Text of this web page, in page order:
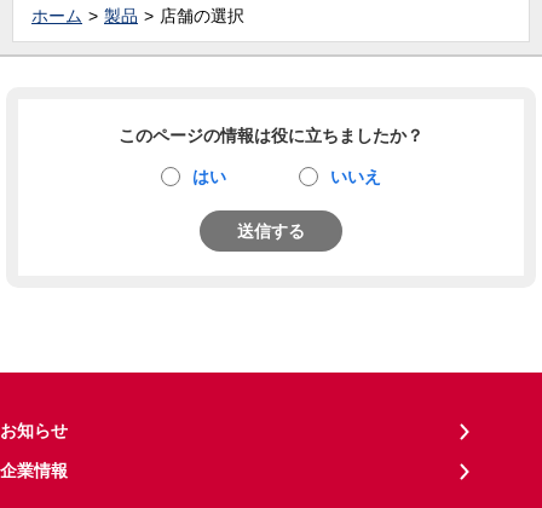
ホーム 製品 店舗の選択
このページの情報は役に立ちましたか？
はい いいえ
送信する
お知らせ
企業情報